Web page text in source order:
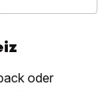
oder